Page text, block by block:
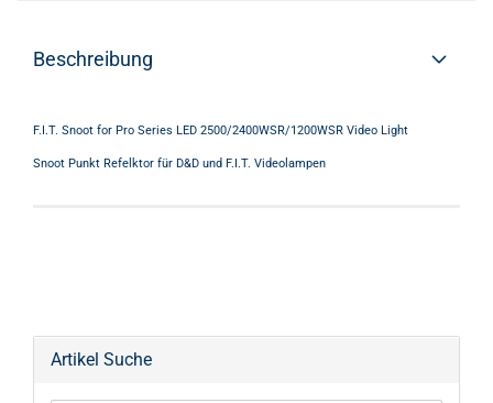
Beschreibung
F.I.T. Snoot for Pro Series LED 2500/2400WSR/1200WSR Video Light
Snoot Punkt Refelktor für D&D und F.I.T. Videolampen
Artikel Suche